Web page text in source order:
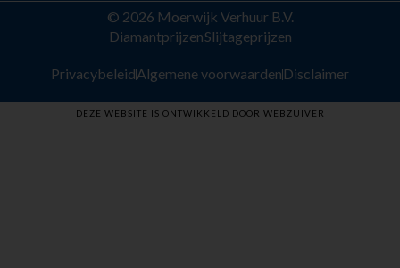
© 2026 Moerwijk Verhuur B.V.
DiamantprijzenSlijtageprijzen
PrivacybeleidAlgemene voorwaarden Disclaimer
DEZE WEBSITE IS ONTWIKKELD DOOR WEBZUIVER